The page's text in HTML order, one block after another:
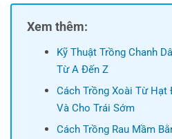
Xem thêm:
Kỹ Thuật Trồng Chanh
Từ A Đến Z
Cách Trồng Xoài Từ Hạt
Và Cho Trái Sớm
Cách Trồng Rau Mầm